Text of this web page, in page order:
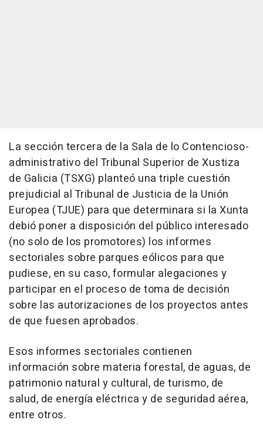
La sección tercera de la Sala de lo Contencioso-
administrativo del Tribunal Superior de Xustiza
de Galicia (TSXG) planteó una triple cuestión
prejudicial al Tribunal de Justicia de la Unión
Europea (TJUE) para que determinara si la Xunta
debió poner a disposición del público interesado
(no solo de los promotores) los informes
sectoriales sobre parques eólicos para que
pudiese, en su caso, formular alegaciones y
participar en el proceso de toma de decisión
sobre las autorizaciones de los proyectos antes
de que fuesen aprobados.
Esos informes sectoriales contienen
información sobre materia forestal, de aguas, de
patrimonio natural y cultural, de turismo, de
salud, de energía eléctrica y de seguridad aérea,
entre otros.